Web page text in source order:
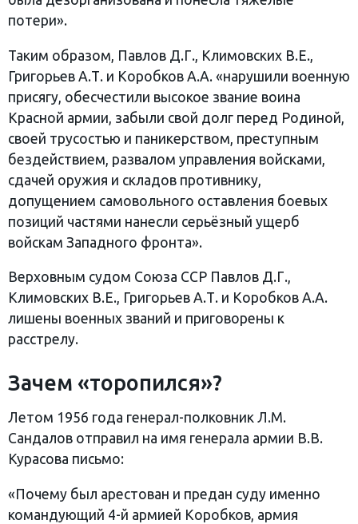
потери».
Таким образом, Павлов Д.Г., Климовских В.Е.,
Григорьев А.Т. и Коробков А.А. «нарушили военную
присягу, обесчестили высокое звание воина
Красной армии, забыли свой долг перед Родиной,
своей трусостью и паникерством, преступным
бездействием, развалом управления войсками,
сдачей оружия и складов противнику,
допущением самовольного оставления боевых
позиций частями нанесли серьёзный ущерб
войскам Западного фронта».
Верховным судом Союза ССР Павлов Д.Г.,
Климовских В.Е., Григорьев А.Т. и Коробков А.А.
лишены военных званий и приговорены к
расстрелу.
Зачем «торопился»?
Летом 1956 года генерал-полковник Л.М.
Сандалов отправил на имя генерала армии В.В.
Курасова письмо:
«Почему был арестован и предан суду именно
командующий 4-й армией Коробков, армия